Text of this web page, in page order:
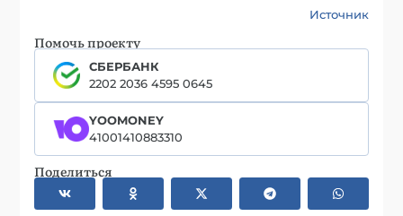
Источник
Помочь проекту
СБЕРБАНК
2202 2036 4595 0645
YOOMONEY
41001410883310
Поделиться